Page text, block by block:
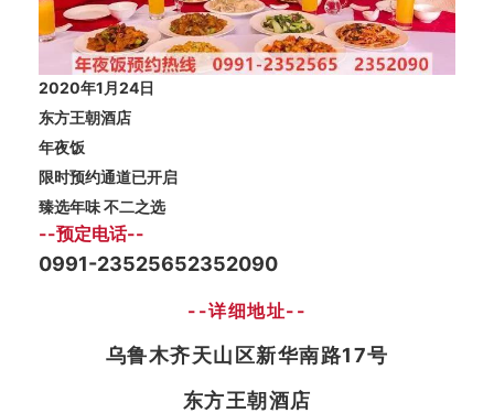
2020年1月24日
东方王朝酒店
年夜饭
限时预约通道已开启
臻选年味 不二之选
--预定电话--
0991-23525652352090
--详细地址--
乌鲁木齐天山区新华南路17号
东方王朝酒店